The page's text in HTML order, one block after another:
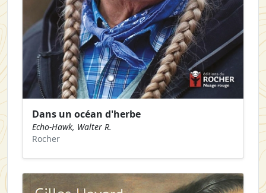
Dans un océan d'herbe
Echo-Hawk, Walter R.
Rocher